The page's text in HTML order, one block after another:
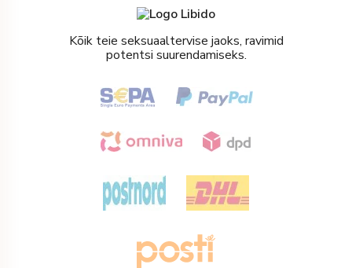
Kõik teie seksuaaltervise jaoks, ravimid
potentsi suurendamiseks.